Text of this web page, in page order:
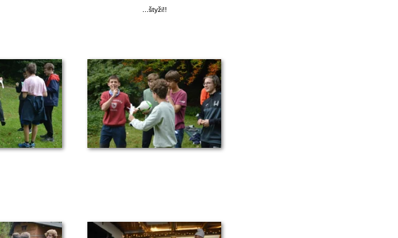
...štyži!!